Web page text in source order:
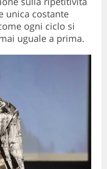
unica costante
ogni ciclo si
uguale a prima.